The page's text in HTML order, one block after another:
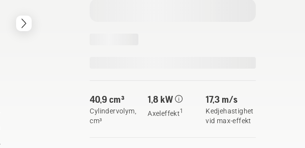
40,9 cm³
Cylindervolym,
cm³
1,8 kW
Axeleffekt1
17,3 m/s
Kedjehastighet
vid max-effekt